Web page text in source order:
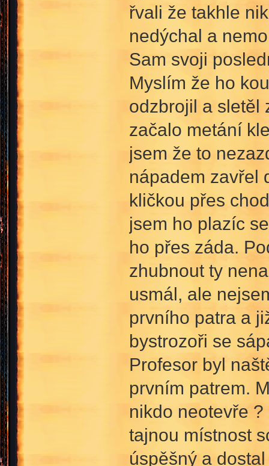
řvali že takhle
nedýchal a
Sam svoji
Myslím že ho
odzbrojil a sletěl
začalo metání
jsem že to
nápadem zavřel
kličkou přes
jsem ho plazíc
ho přes záda.
zhubnout ty
usmál, ale
prvního patra a
bystrozoři se
Profesor byl
prvním patrem.
nikdo neotevře
tajnou místnost
úspěšný a